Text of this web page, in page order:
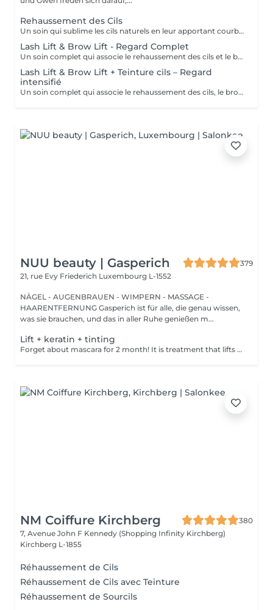
Rehaussement des Cils
Un soin qui sublime les cils naturels en leur apportant courbure, longueur visuelle et ouverture du regard. Le rehaussement agit dès la racine pour lifter les cils et créer un effet naturel, élégant et durable, sans recours aux extensions. Le regard paraît plus ouvert, les cils plus longs et parfaitement définis. Une teinture peut être ajoutée en option pour intensifier le résultat et apporter davantage de profondeur au regard. Le résultat est visible pendant plusieurs semaines, pour un regard frais et réveillé au quotidien.
Lash Lift & Brow Lift - Regard Complet
Un soin complet qui associe le rehaussement des cils et le brow lift pour sublimer l’ensemble du regard. Les cils sont liftés dès la racine pour apporter longueur visuelle et ouverture du regard, tandis que les sourcils sont restructurés, disciplinés et redessinés pour un résultat net et harmonieux. Le regard est intensifié, mieux encadré et naturellement mis en valeur. Une solution idéale pour un effet soigné, élégant et durable, sans maquillage au quotidien.
Lash Lift & Brow Lift + Teinture cils – Regard
intensifié
Un soin complet qui associe le rehaussement des cils, le brow lift et la teinture des cils pour un regard encore plus intense et défini. Les cils sont liftés et teintés pour un effet plus profond et visible, tandis que les sourcils sont restructurés et disciplinés pour encadrer parfaitement le regard. Le contraste est renforcé, le regard est plus marqué tout en conservant un rendu naturel et élégant. Idéal pour celles et ceux qui souhaitent un résultat plus soutenu sans maquillage.
NUU beauty | Gasperich
379
21, rue Evy Friederich Luxembourg L-1552
NÄGEL - AUGENBRAUEN - WIMPERN - MASSAGE -
HAARENTFERNUNG Gasperich ist für alle, die genau wissen,
was sie brauchen, und das in aller Ruhe genießen m...
Lift + keratin + tinting
Forget about mascara for 2 month! It is treatment that lifts and curls your natural lashes to make them look longer and give them an attractive shape that will open up your eyes. How is lash lamination done? - lashes are washed - eye pad is placed - silicone rods are placed - perming solution is applied - lifting solution is applied - noutralizing solution is applied - henna or paint is applied - keratin is applied - lashes are washed - silicone rods are removed Age restrictions: recommended to do from 14 years. Post procedure recommendations: do not wash eyelashes 24 hours after the procedure. Frequency: once in 4-6 weeks.
NM Coiffure Kirchberg
380
7, Avenue John F Kennedy (Shopping Infinity Kirchberg)
Kirchberg L-1855
Réhaussement de Cils
Réhaussement de Cils avec Teinture
Réhaussement de Sourcils